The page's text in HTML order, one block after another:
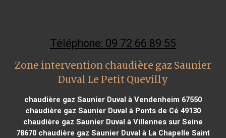
Téléphone: 09 72 66 89 55
Zone intervention chaudière gaz Saunier
Duval Le Petit Quevilly
chaudière gaz Saunier Duval à Vendenheim 67550
chaudière gaz Saunier Duval à Ponts de Cé 49130
chaudière gaz Saunier Duval à Villennes sur Seine
78670chaudière gaz Saunier Duval à La Chapelle Saint